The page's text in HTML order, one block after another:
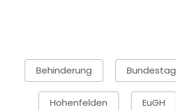
Behinderung Bundestag
Hohenfelden EuGH